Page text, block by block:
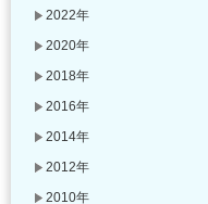
2022年
2020年
2018年
2016年
2014年
2012年
2010年